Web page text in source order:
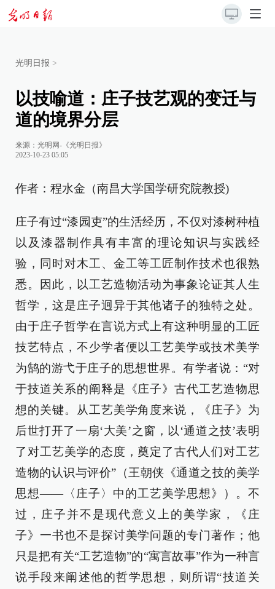
光明日报 >
以技喻道：庄子技艺观的变迁与
道的境界分层
来源： 光明网-《光明日报》
2023-10-23 05:05
作者：程水金（南昌大学国学研究院教授)
庄子有过“漆园吏”的生活经历，不仅对漆树种植
以及漆器制作具有丰富的理论知识与实践经
验，同时对木工、金工等工匠制作技术也很熟
悉。因此，以工艺造物活动为事象论证其人生
哲学，这是庄子迥异于其他诸子的独特之处。
由于庄子哲学在言说方式上有这种明显的工匠
技艺特点，不少学者便以工艺美学或技术美学
为鹄的游弋于庄子的思想世界。有学者说：“对
于技道关系的阐释是《庄子》古代工艺造物思
想的关键。从工艺美学角度来说，《庄子》为
后世打开了一扇‘大美’之窗，以‘通道之技’表明
了对工艺美学的态度，奠定了古代人们对工艺
造物的认识与评价”（王朝侠《通道之技的美学
思想——〈庄子〉中的工艺美学思想》）。不
过，庄子并不是现代意义上的美学家，《庄
子》一书也不是探讨美学问题的专门著作；他
只是把有关“工艺造物”的“寓言故事”作为一种言
说手段来阐述他的哲学思想，则所谓“技道关